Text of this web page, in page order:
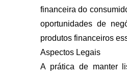
financeira do
oportunidades de
produtos financeiros
Aspectos Legais
A prática de manter